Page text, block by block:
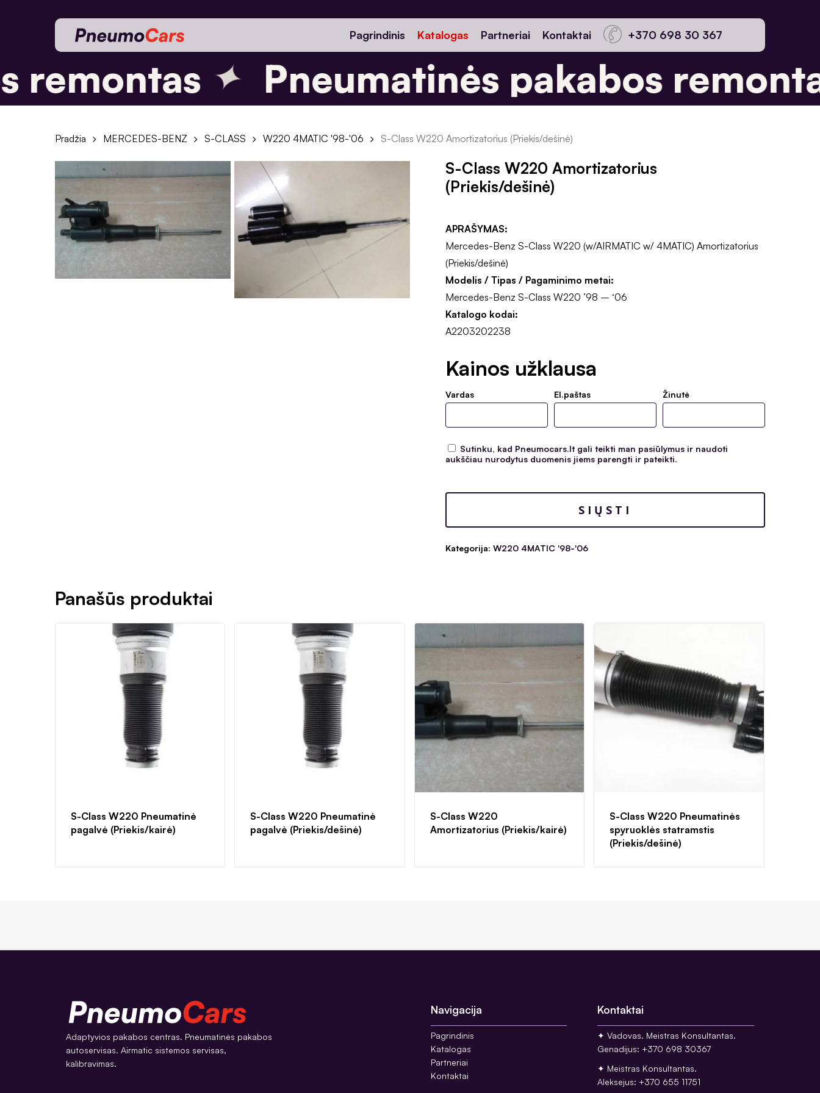
Pagrindinis Katalogas Partneriai Kontaktai +370 698 30 367
✦ Pneumatinės pakabos remontas
Pradžia MERCEDES-BENZ S-CLASS W220 4MATIC '98-'06 S-Class W220 Amortizatorius (Priekis/dešinė)
S-Class W220 Amortizatorius
(Priekis/dešinė)
APRAŠYMAS:
Mercedes-Benz S-Class W220 (w/AIRMATIC w/ 4MATIC) Amortizatorius
(Priekis/dešinė)
Modelis / Tipas / Pagaminimo metai:
Mercedes-Benz S-Class W220 ’98 – ‘06
Katalogo kodai:
A2203202238
Kainos užklausa
Vardas El.paštas Žinutė
Sutinku, kad Pneumocars.lt gali teikti man pasiūlymus ir naudoti
aukščiau nurodytus duomenis jiems parengti ir pateikti.
Kategorija:W220 4MATIC '98-'06
Panašūs produktai
S-Class W220 Pneumatinė
pagalvė (Priekis/kairė)
S-Class W220 Pneumatinė
pagalvė (Priekis/dešinė)
S-Class W220
Amortizatorius (Priekis/kairė)
S-Class W220 Pneumatinės
spyruoklės statramstis
(Priekis/dešinė)
Adaptyvios pakabos centras. Pneumatinės pakabos
autoservisas. Airmatic sistemos servisas,
kalibravimas.
Navigacija
Pagrindinis
Katalogas
Partneriai
Kontaktai
Kontaktai
✦ Vadovas. Meistras Konsultantas.
Genadijus: +370 698 30367
✦ Meistras Konsultantas.
Aleksejus: +370 655 11751